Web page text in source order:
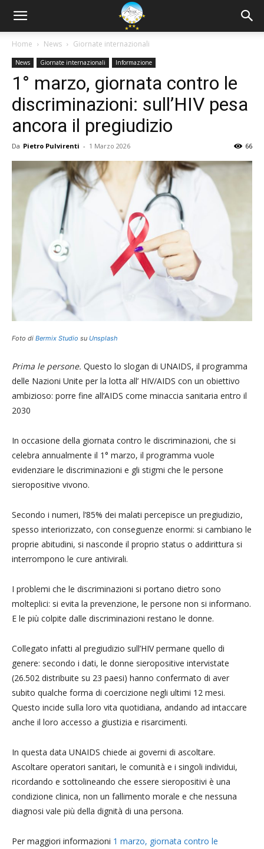
Home News Giornate internazionali
News Giornate internazionali Informazione
1° marzo, giornata contro le
discriminazioni: sull’HIV pesa
ancora il pregiudizio
Da Pietro Pulvirenti - 1 Marzo 2026 66
Foto di Bermix Studio su Unsplash
Prima le persone. Questo lo slogan di UNAIDS, il programma
delle Nazioni Unite per la lotta all’ HIV/AIDS con un obiettivo
ambizioso: porre fine all’AIDS come minaccia sanitaria entro il
2030
In occasione della giornata contro le discriminazioni, che si
celebra annualmente il 1° marzo, il programma vuole
evidenziare le discriminazioni e gli stigmi che le persone
sieropositive vivono.
Secondo i numeri, l’85% dei malati percepisce un pregiudizio,
spesso interiorizzato, con conseguenze enormi: si cambiano le
proprie abitudini, si nasconde il proprio status o addirittura si
interrompono le cure antivirali.
I problemi che le discriminazioni si portano dietro sono
molteplici: si evita la prevenzione, le persone non si informano.
E le più colpite dalle discriminazioni restano le donne.
Collegato infatti al pregiudizio sull’HIV permane quello di
genere: secondo i dati, le donne sieropositive intervistate
(26.502 distribuite su 23 paesi) hanno confermato di aver
subito qualche forma di coercizione negli ultimi 12 mesi.
Questo incide sulla loro vita quotidiana, andando ad intaccare
anche il loro accesso a giustizia e risarcimenti.
In questa data UNAIDS chiede ai governi di ascoltare.
Ascoltare operatori sanitari, le comunità e i singoli individui,
ricordando e sottolineando che essere sieropositivi è una
condizione clinica, non un fallimento morale e che nessuna
diagnosi vale più della dignità di una persona.
Per maggiori informazioni 1 marzo, giornata contro le